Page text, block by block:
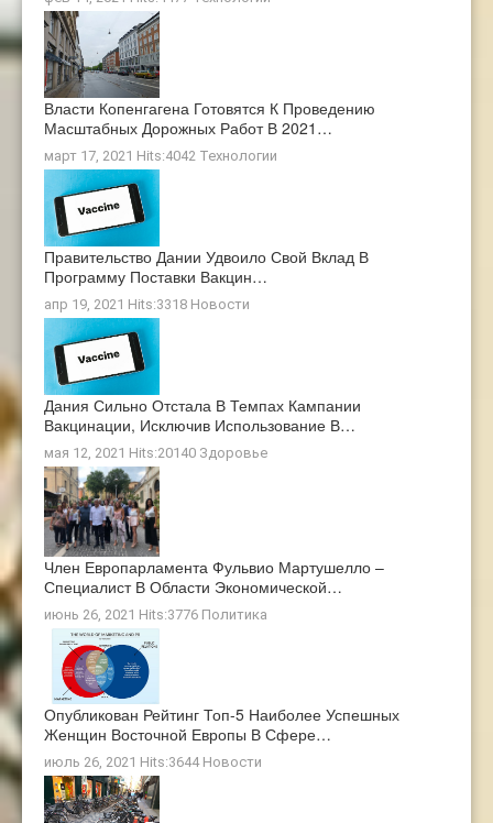
Власти Копенгагена Готовятся К Проведению
Масштабных Дорожных Работ В 2021…
март 17, 2021 Hits:4042 Технологии
Правительство Дании Удвоило Свой Вклад В
Программу Поставки Вакцин…
апр 19, 2021 Hits:3318 Новости
Дания Сильно Отстала В Темпах Кампании
Вакцинации, Исключив Использование В…
мая 12, 2021 Hits:20140 Здоровье
Член Европарламента Фульвио Мартушелло –
Специалист В Области Экономической…
июнь 26, 2021 Hits:3776 Политика
Опубликован Рейтинг Топ-5 Наиболее Успешных
Женщин Восточной Европы В Сфере…
июль 26, 2021 Hits:3644 Новости